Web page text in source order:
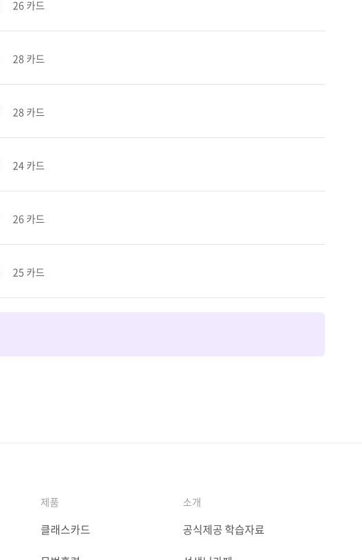
26 카드
28 카드
28 카드
24 카드
26 카드
25 카드
제품
클래스카드
소개
공식제공 학습자료